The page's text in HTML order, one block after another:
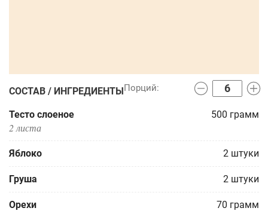
СОСТАВ / ИНГРЕДИЕНТЫ
Тесто слоеное 500 грамм
2 листа
Яблоко 2 штуки
Груша 2 штуки
Орехи 70 грамм